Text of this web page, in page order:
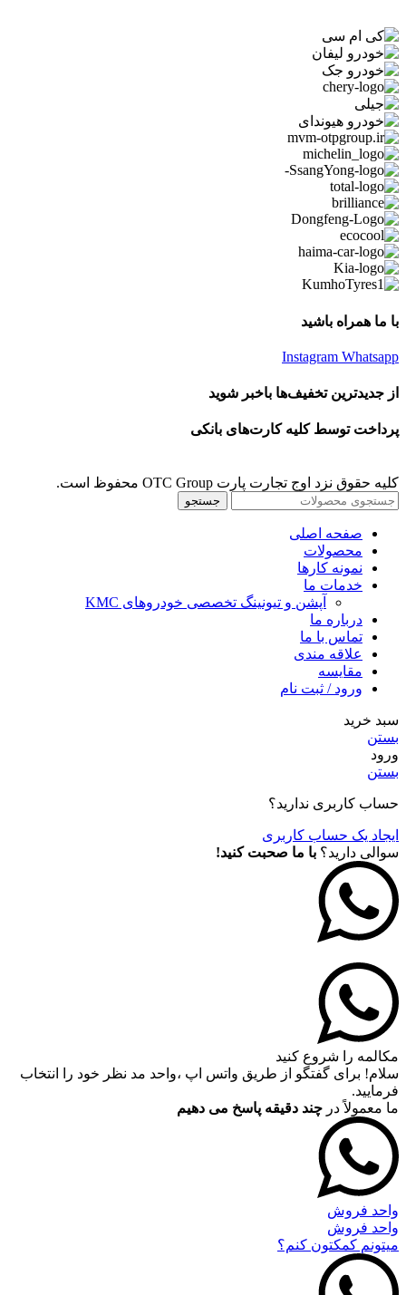
با ما همراه باشید
Instagram Whatsapp
از جدیدترین تخفیف‌ها باخبر شوید
پرداخت توسط کلیه کارت‌های بانکی
کلیه حقوق نزد اوج تجارت پارت OTC Group محفوظ است.
جستجو
صفحه اصلی
محصولات
نمونه کارها
خدمات ما
آپشن و تیونینگ تخصصی خودروهای KMC
درباره ما
تماس با ما
علاقه مندی
مقايسه
ورود / ثبت نام
سبد خرید
بستن
ورود
بستن
حساب کاربری ندارید؟
ایجاد یک حساب کاربری
سوالی دارید؟ با ما صحبت کنید!
مکالمه را شروع کنید
سلام! برای گفتگو از طریق واتس اپ ،واحد مد نظر خود را انتخاب
فرمایید.
ما معمولاً در چند دقیقه پاسخ می دهیم
واحد فروش
واحد فروش
میتونم کمکتون کنم؟